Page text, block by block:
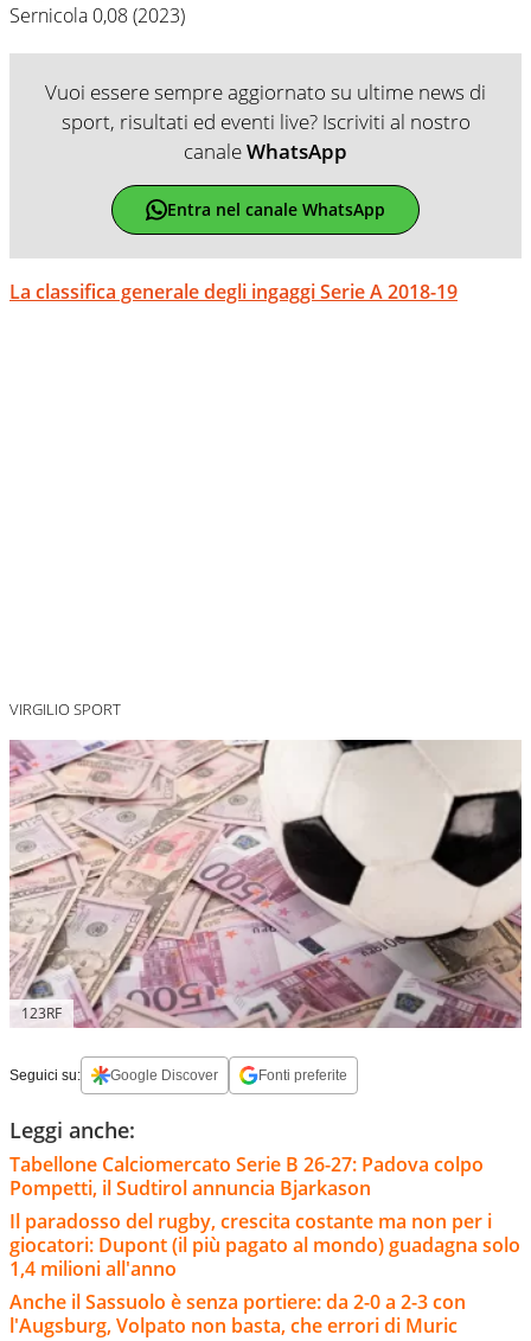
Sernicola 0,08 (2023)
Vuoi essere sempre aggiornato su ultime news di
sport, risultati ed eventi live? Iscriviti al nostro
canaleWhatsApp
Entra nel canale WhatsApp
La classifica generale degli ingaggi Serie A 2018-19
VIRGILIO SPORT
123RF
Seguici su: Google Discover Fonti preferite
Leggi anche:
Tabellone Calciomercato Serie B 26-27: Padova colpo
Pompetti, il Sudtirol annuncia Bjarkason
Il paradosso del rugby, crescita costante ma non per i
giocatori: Dupont (il più pagato al mondo) guadagna solo
1,4 milioni all'anno
Anche il Sassuolo è senza portiere: da 2-0 a 2-3 con
l'Augsburg, Volpato non basta, che errori di Muric